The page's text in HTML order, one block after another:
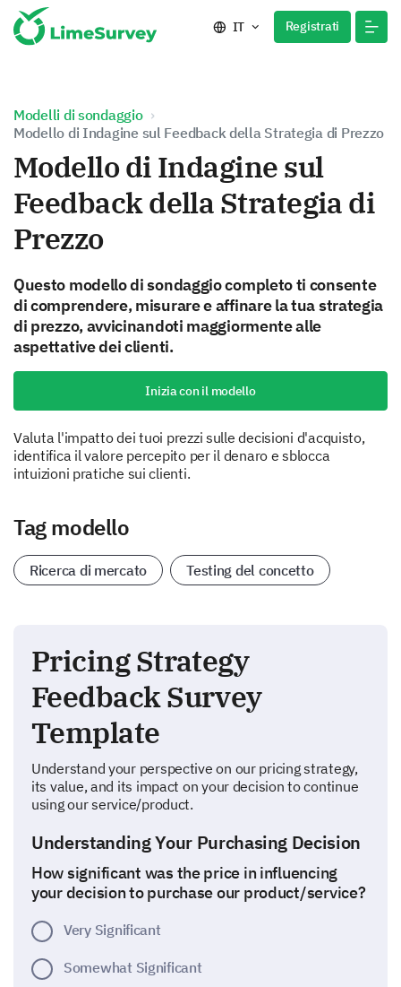
IT Registrati
Modelli di sondaggio
Modello di Indagine sul Feedback della Strategia di Prezzo
Modello di Indagine sul
Feedback della Strategia di
Prezzo
Questo modello di sondaggio completo ti consente
di comprendere, misurare e affinare la tua strategia
di prezzo, avvicinandoti maggiormente alle
aspettative dei clienti.
Inizia con il modello
Valuta l'impatto dei tuoi prezzi sulle decisioni d'acquisto,
identifica il valore percepito per il denaro e sblocca
intuizioni pratiche sui clienti.
Tag modello
Ricerca di mercato Testing del concetto
Pricing Strategy
Feedback Survey
Template
Understand your perspective on our pricing strategy,
its value, and its impact on your decision to continue
using our service/product.
Understanding Your Purchasing Decision
How significant was the price in influencing
your decision to purchase our product/service?
Very Significant
Somewhat Significant